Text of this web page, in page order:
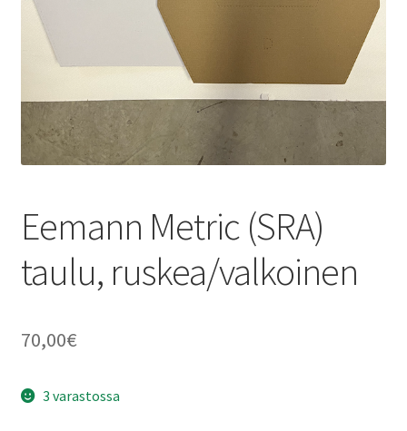
Eemann Metric (SRA)
taulu, ruskea/valkoinen
70,00€
3 varastossa